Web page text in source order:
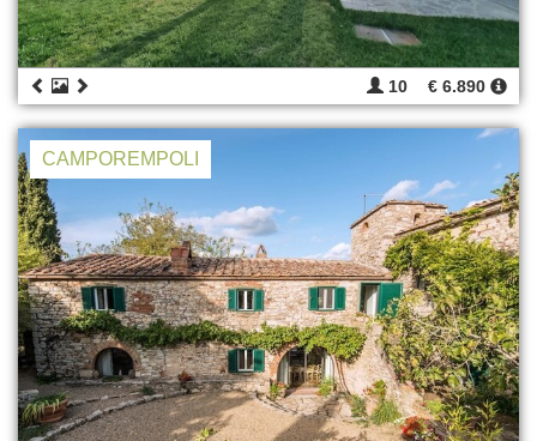
10 € 6.890
CAMPOREMPOLI